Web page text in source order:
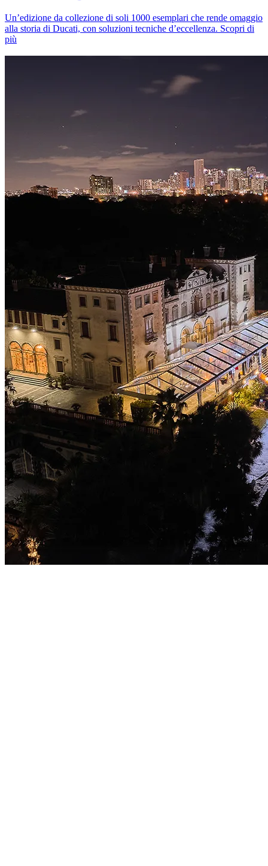
Un’edizione da collezione di soli 1000 esemplari che rende omaggio
alla storia di Ducati, con soluzioni tecniche d’eccellenza. Scopri di
più